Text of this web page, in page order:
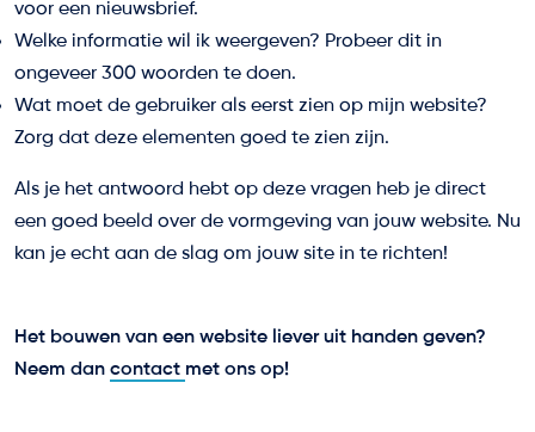
voor een nieuwsbrief.
Welke informatie wil ik weergeven? Probeer dit in
ongeveer 300 woorden te doen.
Wat moet de gebruiker als eerst zien op mijn website?
Zorg dat deze elementen goed te zien zijn.
Als je het antwoord hebt op deze vragen heb je direct
een goed beeld over de vormgeving van jouw website. Nu
kan je echt aan de slag om jouw site in te richten!
Het bouwen van een website liever uit handen geven?
Neem dan contact met ons op!